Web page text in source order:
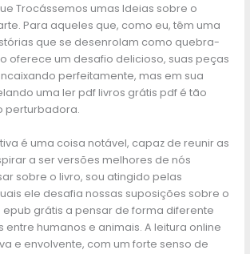
Trocássemos umas Ideias sobre o
Para aqueles que, como eu, têm uma
que se desenrolam como quebra-
oferece um desafio delicioso, suas peças
perfeitamente, mas em sua
uma ler pdf livros grátis pdf é tão
perturbadora.
é uma coisa notável, capaz de reunir as
a ser versões melhores de nós
sobre o livro, sou atingido pelas
ele desafia nossas suposições sobre o
epub grátis a pensar de forma diferente
entre humanos e animais. A leitura online
e envolvente, com um forte senso de